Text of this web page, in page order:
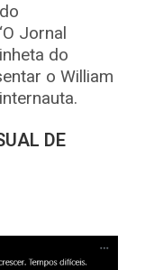
Jornal
do
o William
DE